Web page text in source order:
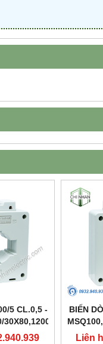
5 CL.0,5 -
30X80,1200
BIẾN
Liên